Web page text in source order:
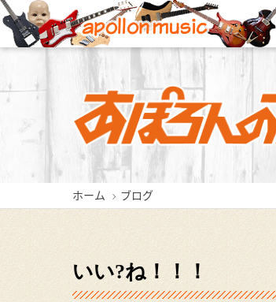
新潟店
新潟県新潟市中央区東堀前通5-
長岡店
新潟県長岡市城内町3-2-3
ホーム ブログ
いい?ね！！！